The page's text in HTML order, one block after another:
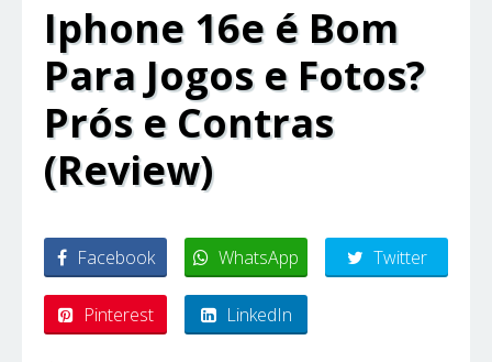
Iphone 16e é Bom
Para Jogos e Fotos?
Prós e Contras
(Review)
Facebook WhatsApp Twitter
Pinterest LinkedIn